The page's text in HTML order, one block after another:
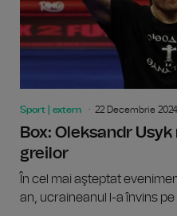
Sport | extern 22 Decembrie
Box: Oleksandr
greilor
În cel mai aşteptat
an, ucraineanul l-a învins